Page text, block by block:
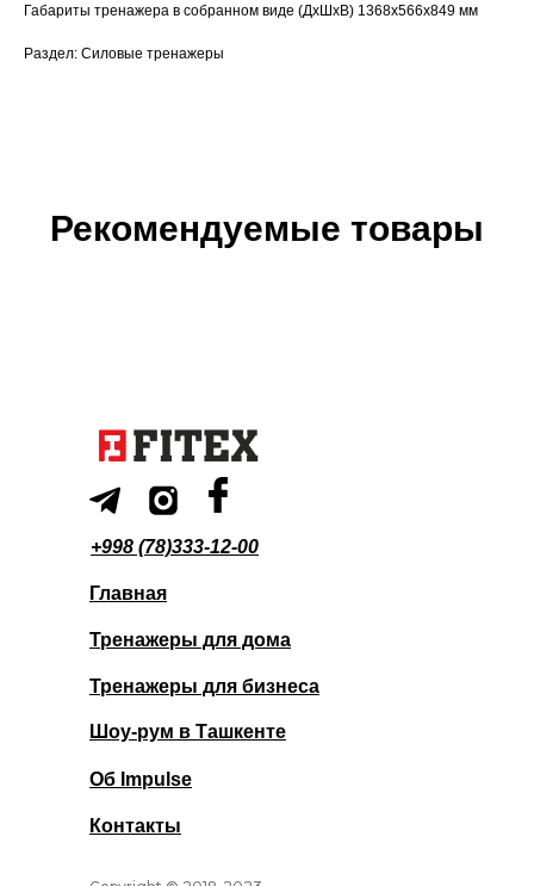
Габариты тренажера в собранном виде (ДxШxВ) 1368x566x849 мм
Раздел: Силовые тренажеры
Рекомендуемые товары
+998 (78)333-12-00
Главная
Тренажеры для дома
Тренажеры для бизнеса
Шоу-рум в Ташкенте
Об Impulse
Контакты